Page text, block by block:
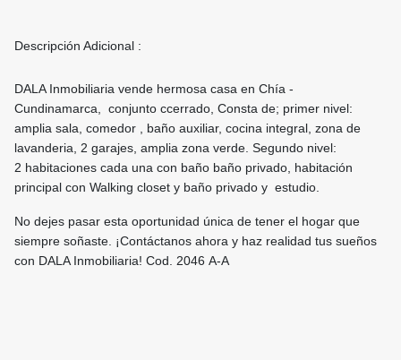
Descripción Adicional :
DALA Inmobiliaria vende hermosa casa en Chía -
Cundinamarca, conjunto ccerrado, Consta de; primer nivel:
amplia sala, comedor , baño auxiliar, cocina integral, zona de
lavanderia, 2 garajes, amplia zona verde. Segundo nivel:
2 habitaciones cada una con baño baño privado, habitación
principal con Walking closet y baño privado y estudio.
No dejes pasar esta oportunidad única de tener el hogar que
siempre soñaste. ¡Contáctanos ahora y haz realidad tus sueños
con DALA Inmobiliaria! Cod. 2046 A-A